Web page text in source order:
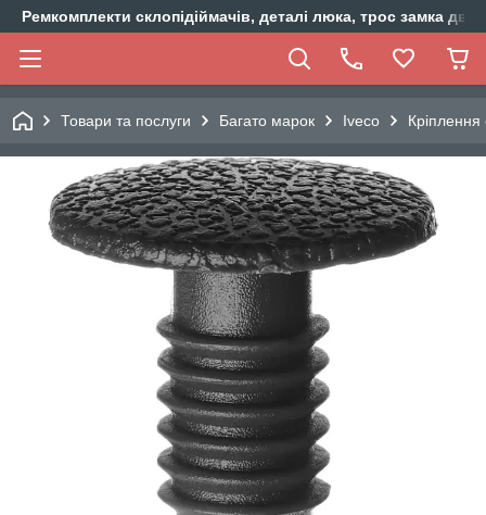
Ремкомплекти склопідіймачів, деталі люка, трос замка
Товари та послуги Багато марок Iveco